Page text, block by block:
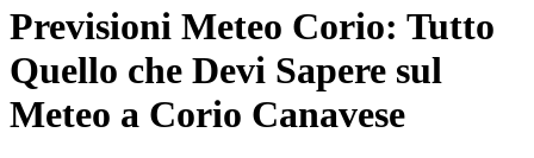
Previsioni Meteo Corio: Tutto
Quello che Devi Sapere sul
Meteo a Corio Canavese